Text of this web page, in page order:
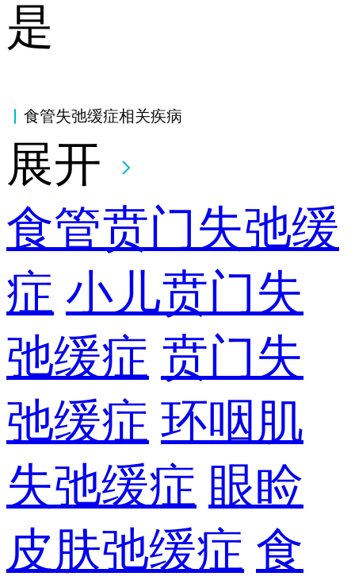
是
食管失弛缓症相关疾病
展开
食管贲门失弛缓
症 小儿贲门失
弛缓症 贲门失
弛缓症 环咽肌
失弛缓症 眼睑
皮肤弛缓症 食